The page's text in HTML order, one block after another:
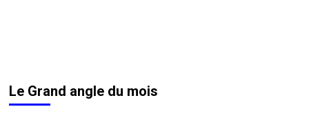
Le Grand angle du mois